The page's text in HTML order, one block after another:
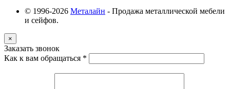
© 1996-2026 Металайн - Продажа металлической мебели
и сейфов.
×
Заказать звонок
Как к вам обращаться *